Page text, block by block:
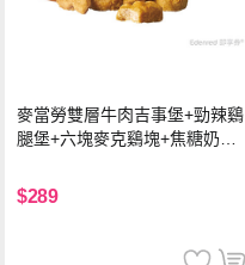
麥當勞雙層牛肉吉事堡+勁辣鷄
腿堡+六塊麥克鷄塊+焦糖奶茶
$289